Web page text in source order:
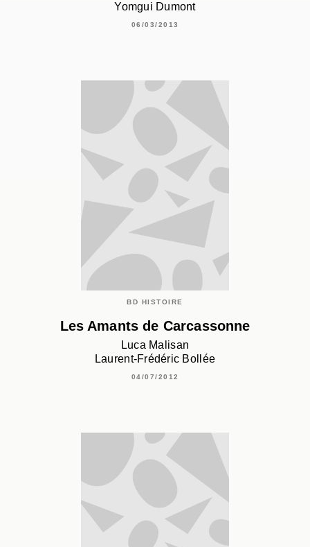
Yomgui Dumont
06/03/2013
BD HISTOIRE
Les Amants de Carcassonne
Luca Malisan
Laurent-Frédéric Bollée
04/07/2012